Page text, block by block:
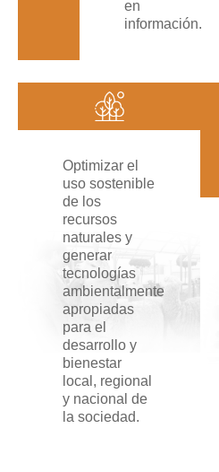
en
información.
Optimizar el
uso sostenible
de los
recursos
naturales y
generar
tecnologías
ambientalmente
apropiadas
para el
desarrollo y
bienestar
local, regional
y nacional de
la sociedad.